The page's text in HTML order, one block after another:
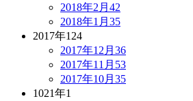
2018年2月 42
2018年1月 35
2017年124
2017年12月 36
2017年11月 53
2017年10月 35
1021年1